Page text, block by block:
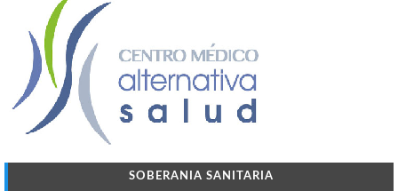
SOBERANIA SANITARIA